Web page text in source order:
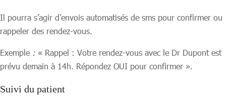
Il pourra s’agir d’envois automatisés de sms pour confirmer ou
rappeler des rendez-vous.
Exemple : « Rappel : Votre rendez-vous avec le Dr Dupont est
prévu demain à 14h. Répondez OUI pour confirmer ».
Suivi du patient